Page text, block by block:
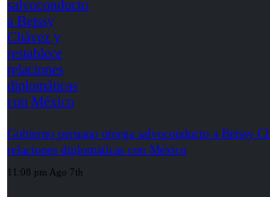
Gobierno peruano otorga salvoconducto a Betssy
relaciones diplomáticas con México
11:08 pm Ago 7th